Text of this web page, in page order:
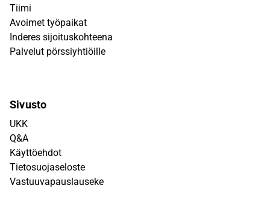
Tiimi
Avoimet työpaikat
Inderes sijoituskohteena
Palvelut pörssiyhtiöille
Sivusto
UKK
Q&A
Käyttöehdot
Tietosuojaseloste
Vastuuvapauslauseke